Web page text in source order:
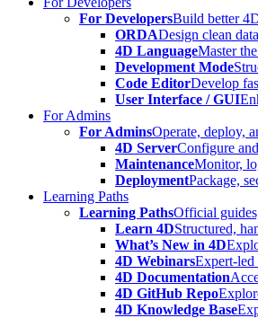
For DevelopersBuild better
ORDADesign clean
4D LanguageMaster
Development Mode
Code EditorDevelop
User Interface / GUI
For Admins
For AdminsOperate, deploy,
4D ServerConfigure
MaintenanceMonitor,
DeploymentPackage,
Learning Paths
Learning PathsOfficial
Learn 4DStructured,
What’s New in 4D
4D WebinarsExpert-led
4D Documentation
4D GitHub Repo
4D Knowledge Base